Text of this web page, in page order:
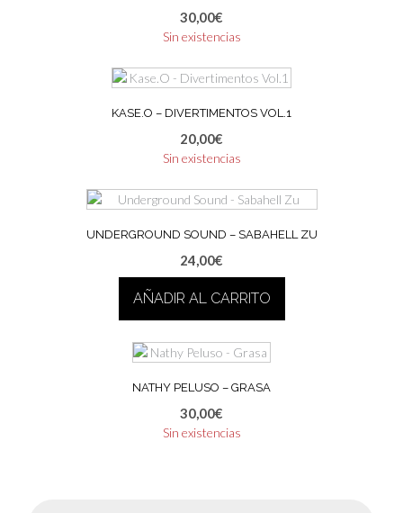
30,00€
Sin existencias
KASE.O – DIVERTIMENTOS VOL.1
20,00€
Sin existencias
UNDERGROUND SOUND – SABAHELL ZU
24,00€
AÑADIR AL CARRITO
NATHY PELUSO – GRASA
30,00€
Sin existencias